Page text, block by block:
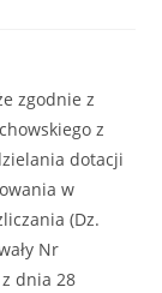
zgodnie z
z
dotacji
w
(Dz.
Nr
z dnia 28